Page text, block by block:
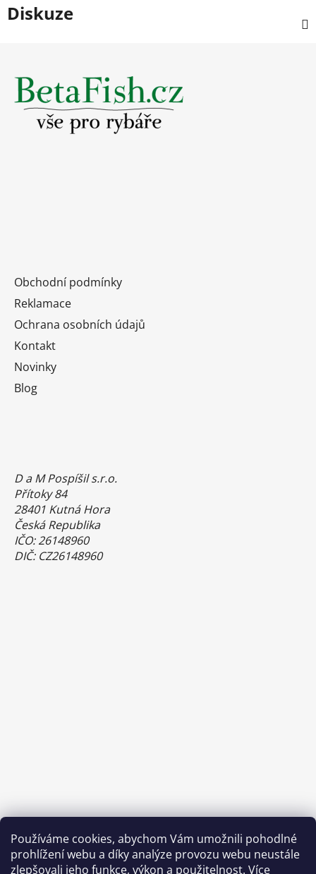
Používáme cookies, abychom Vám umožnili pohodlné
prohlížení webu a díky analýze provozu webu neustále
zlepšovali jeho funkce, výkon a použitelnost. Více
Diskuze
Obchodní podmínky
Reklamace
Ochrana osobních údajů
Kontakt
Novinky
Blog
D a M Pospíšil s.r.o.
Přítoky 84
28401 Kutná Hora
Česká Republika
IČO: 26148960
DIČ: CZ26148960